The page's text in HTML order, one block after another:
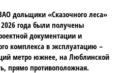
дольщики «Сказочного леса»
года были получены
документации и
комплекса в эксплуатацию –
метро южнее, на Люблинской
прямо противоположная.